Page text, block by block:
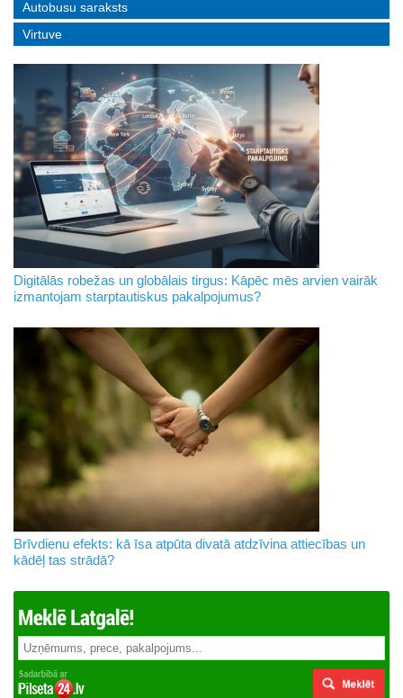
Autobusu saraksts
Virtuve
Digitālās robežas un globālais tirgus: Kāpēc mēs arvien vairāk
izmantojam starptautiskus pakalpojumus?
Brīvdienu efekts: kā īsa atpūta divatā atdzīvina attiecības un
kādēļ tas strādā?